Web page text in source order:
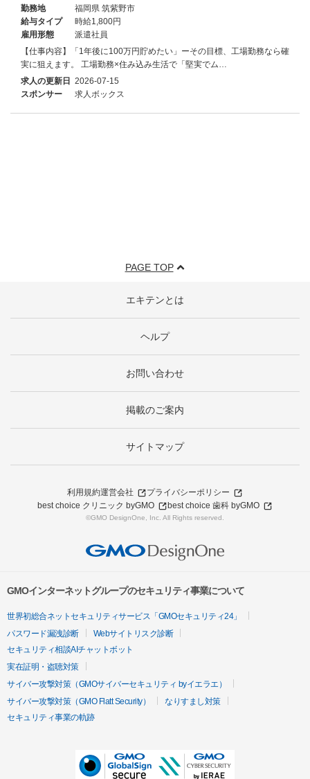
勤務地
福岡県 筑紫野市
給与タイプ
時給1,800円
雇用形態
派遣社員
【仕事内容】「1年後に100万円貯めたい」ーその目標、工場勤務なら確
実に狙えます。 工場勤務×住み込み生活で「堅実でム…
求人の更新日 2026-07-15
スポンサー
求人ボックス
PAGE TOP
エキテンとは
ヘルプ
お問い合わせ
掲載のご案内
サイトマップ
利用規約運営会社
プライバシーポリシー
best choice クリニック byGMO
best choice 歯科 byGMO
©GMO DesignOne, Inc. All Rights reserved.
GMOインターネットグループのセキュリティ事業について
世界初総合ネットセキュリティサービス「GMOセキュリティ24」
パスワード漏洩診断
Webサイトリスク診断
セキュリティ相談AIチャットボット
実在証明・盗聴対策
サイバー攻撃対策（GMOサイバーセキュリティ byイエラエ）
サイバー攻撃対策（GMO Flatt Security）
なりすまし対策
セキュリティ事業の軌跡